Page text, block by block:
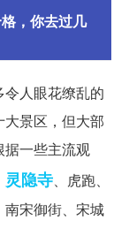
，你去过几
人眼花缭乱的
景区，但大部
据一些主流观
灵隐寺、虎跑、
宋御街、宋城